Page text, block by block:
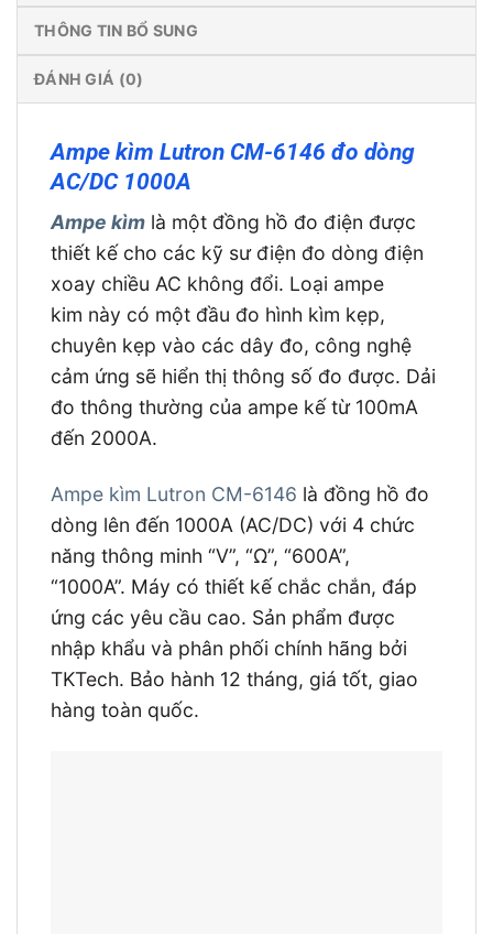
THÔNG TIN BỔ SUNG
ĐÁNH GIÁ (0)
Ampe kìm Lutron CM-6146 đo dòng
AC/DC 1000A
Ampe kìm là một đồng hồ đo điện được
thiết kế cho các kỹ sư điện đo dòng điện
xoay chiều AC không đổi. Loại ampe
kim này có một đầu đo hình kìm kẹp,
chuyên kẹp vào các dây đo, công nghệ
cảm ứng sẽ hiển thị thông số đo được. Dải
đo thông thường của ampe kế từ 100mA
đến 2000A.
Ampe kìm Lutron CM-6146 là đồng hồ đo
dòng lên đến 1000A (AC/DC) với 4 chức
năng thông minh “V”, “Ω”, “600A”,
“1000A”. Máy có thiết kế chắc chắn, đáp
ứng các yêu cầu cao. Sản phẩm được
nhập khẩu và phân phối chính hãng bởi
TKTech. Bảo hành 12 tháng, giá tốt, giao
hàng toàn quốc.